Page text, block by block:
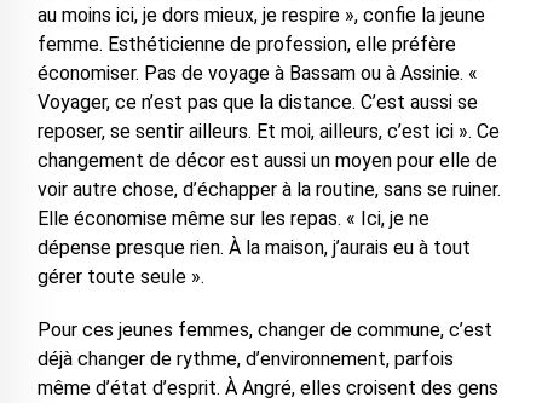
au moins ici, je dors mieux, je respire », confie la jeune
femme. Esthéticienne de profession, elle préfère
économiser. Pas de voyage à Bassam ou à Assinie. «
Voyager, ce n’est pas que la distance. C’est aussi se
reposer, se sentir ailleurs. Et moi, ailleurs, c’est ici ». Ce
changement de décor est aussi un moyen pour elle de
voir autre chose, d’échapper à la routine, sans se ruiner.
Elle économise même sur les repas. « Ici, je ne
dépense presque rien. À la maison, j’aurais eu à tout
gérer toute seule ».
Pour ces jeunes femmes, changer de commune, c’est
déjà changer de rythme, d’environnement, parfois
même d’état d’esprit. À Angré, elles croisent des gens